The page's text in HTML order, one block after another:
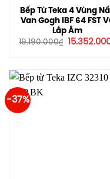
Bếp Từ Teka 4 Vùng
Van Gogh IBF 64 FST
Lắp Âm
19.190.000₫ Giá
-37%